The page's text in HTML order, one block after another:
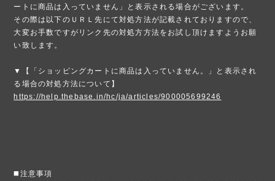
ートに商品は入っていません」と表示される場合がございます。
その際は以下のＵＲＬ先にて対処方法が記載されておりますので、
大変お手数ですがリンク先の対処方方法をお試し頂けますようお願
い致します。
▼【「ショッピングカートに商品は入っていません。」と表示され
る場合の対処方法について】
https://help.thebase.in/hc/ja/articles/900005699246
◼️注意事項